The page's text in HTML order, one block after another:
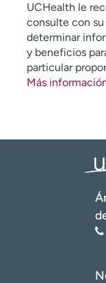
UCHealth le
consulte con su
determinar
y beneficios
particular
Más